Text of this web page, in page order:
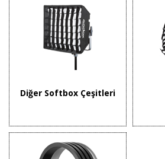
Diğer Softbox Çeşitleri